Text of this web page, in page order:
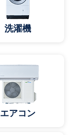
洗濯機
エアコン